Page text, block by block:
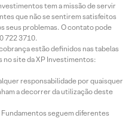
tem a missão de servir
que não se sentirem satisfeitos
seus problemas. O contato pode
722 3710.
estão definidos nas tabelas
site da XP Investimentos:
responsabilidade por quaisquer
a decorrer da utilização deste
Fundamentos seguem diferentes